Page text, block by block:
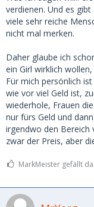
verdienen. Und es
viele sehr reiche
nicht mal merken.
Daher glaube ich
ein Girl wirklich
Für mich persönlich
wie vor viel Geld ist,
wiederhole, Frauen
nur fürs Geld und
irgendwo den
zwar der Preis, aber
MarkMeister gefällt